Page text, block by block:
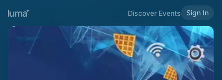
Discover Events Sign In